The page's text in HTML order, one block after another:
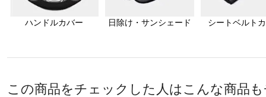
ハンドルカバー 日除け・サンシェード シートベルト
この商品をチェックした人はこんな商品